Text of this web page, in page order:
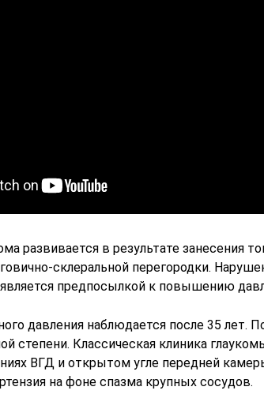
развивается в результате занесения
склеральной перегородки.
предпосылкой к повышению
давления наблюдается после 35 лет.
степени. Классическая клиника
ВГД и открытом угле передней
на фоне спазма крупных сосудов.